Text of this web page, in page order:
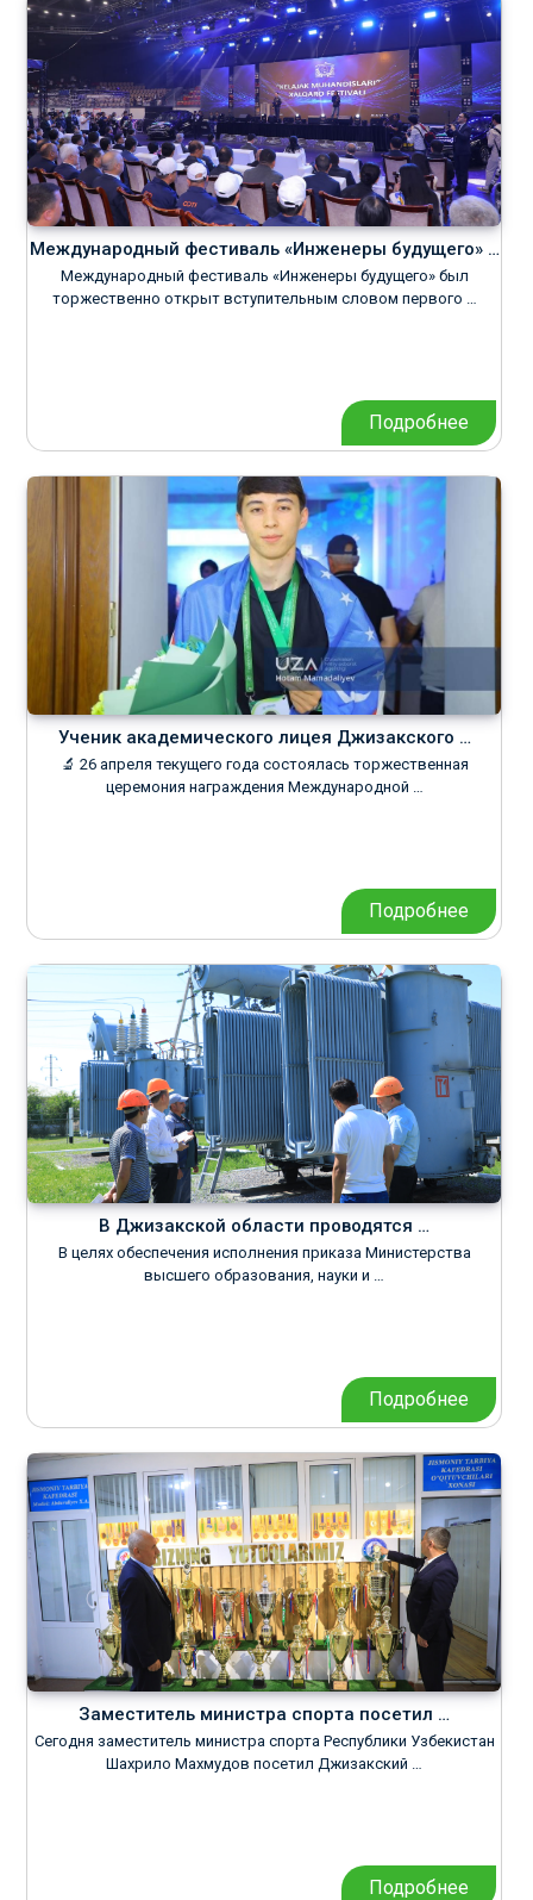
Международный фестиваль «Инженеры будущего» …
Международный фестиваль «Инженеры будущего» был
торжественно открыт вступительным словом первого …
Подробнее
Ученик академического лицея Джизакского …
🔬 26 апреля текущего года состоялась торжественная
церемония награждения Международной …
Подробнее
В Джизакской области проводятся …
В целях обеспечения исполнения приказа Министерства
высшего образования, науки и …
Подробнее
Заместитель министра спорта посетил …
Сегодня заместитель министра спорта Республики Узбекистан
Шахрило Махмудов посетил Джизакский …
Подробнее